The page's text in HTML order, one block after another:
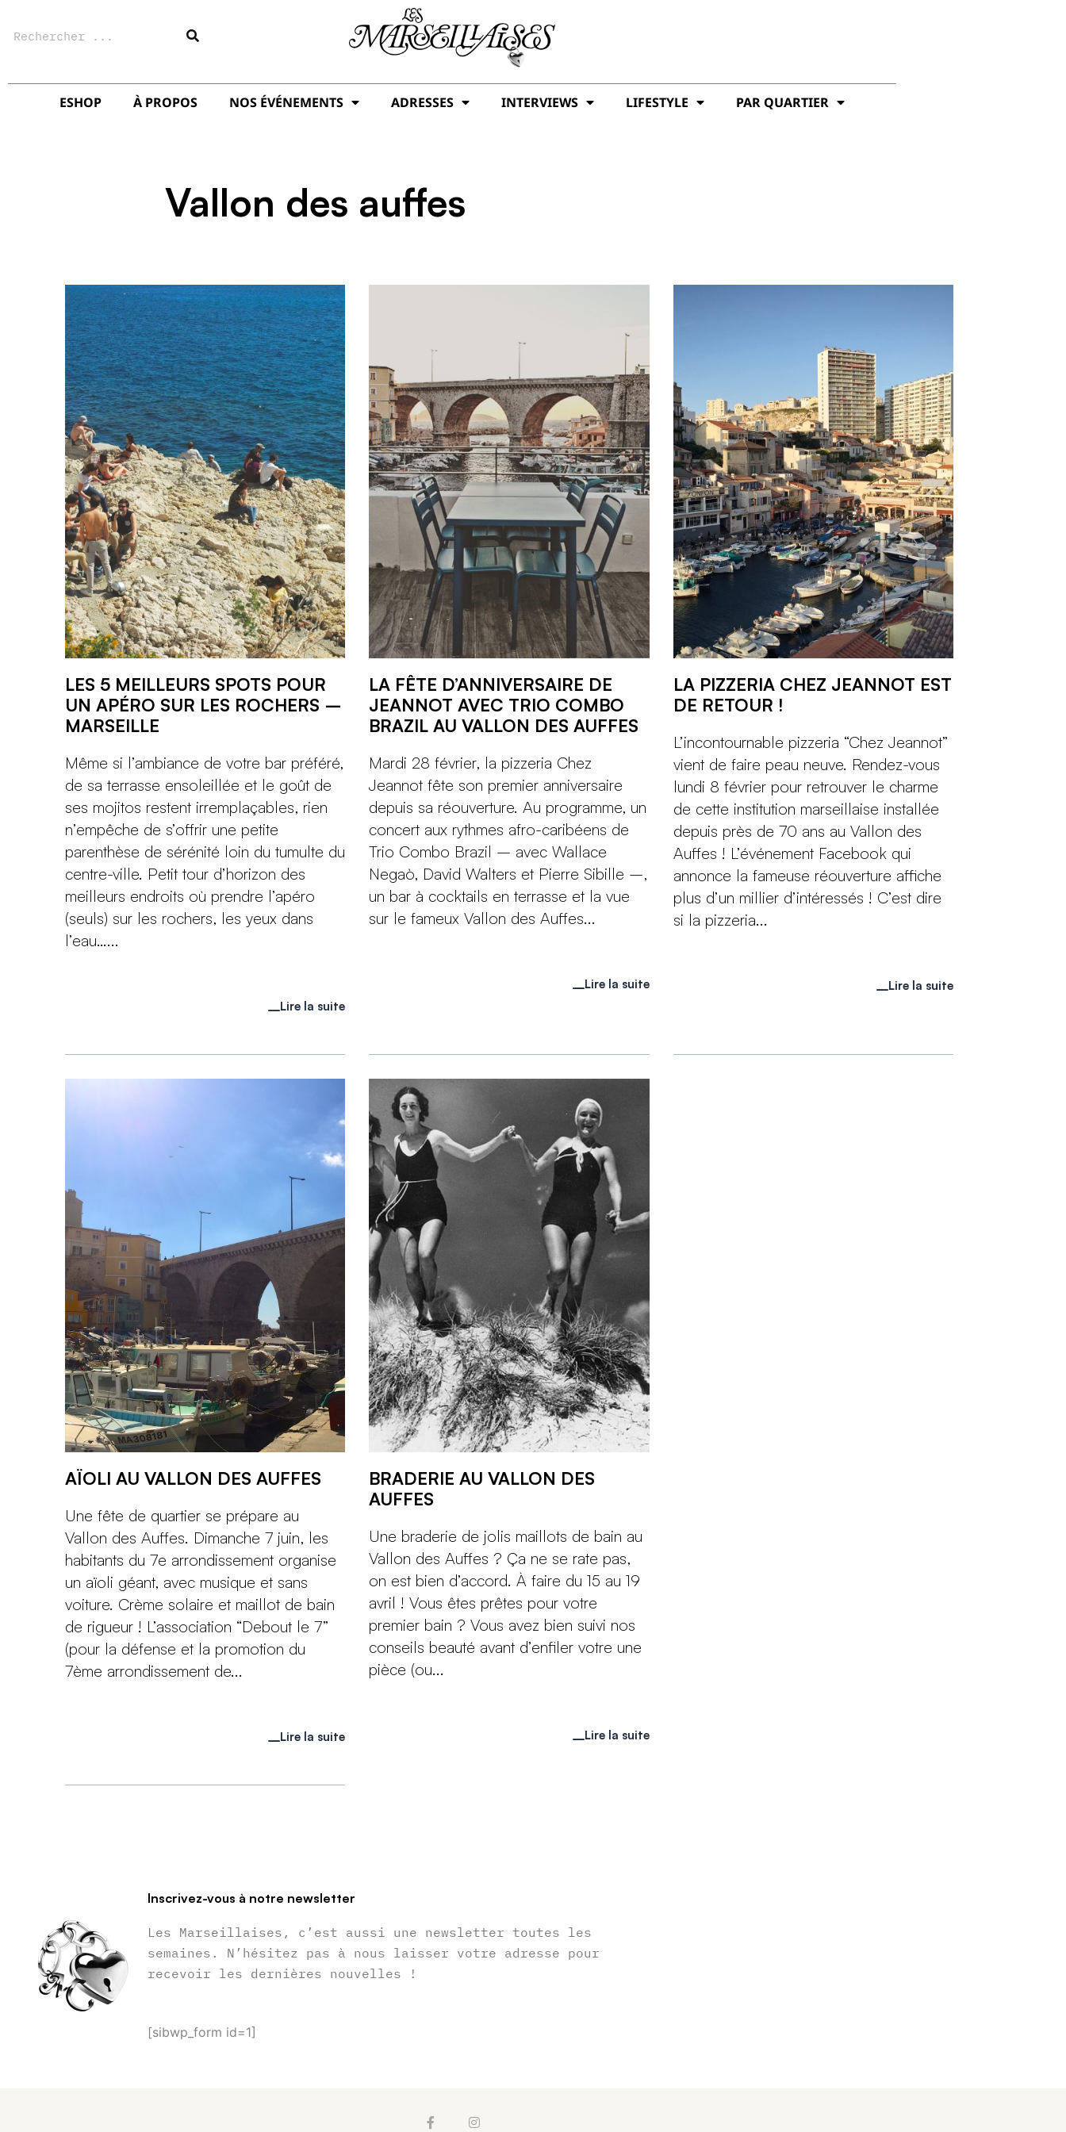
ESHOP À PROPOS NOS ÉVÉNEMENTS ADRESSES INTERVIEWS LIFESTYLE PAR QUARTIER
Vallon des auffes
LES 5 MEILLEURS SPOTS POUR
UN APÉRO SUR LES ROCHERS –
MARSEILLE
Même si l’ambiance de votre bar préféré,
de sa terrasse ensoleillée et le goût de
ses mojitos restent irremplaçables, rien
n’empêche de s’offrir une petite
parenthèse de sérénité loin du tumulte du
centre-ville. Petit tour d’horizon des
meilleurs endroits où prendre l’apéro
(seuls) sur les rochers, les yeux dans
l’eau…...
Lire la suite
LA FÊTE D’ANNIVERSAIRE DE
JEANNOT AVEC TRIO COMBO
BRAZIL AU VALLON DES AUFFES
Mardi 28 février, la pizzeria Chez
Jeannot fête son premier anniversaire
depuis sa réouverture. Au programme, un
concert aux rythmes afro-caribéens de
Trio Combo Brazil – avec Wallace
Negaò, David Walters et Pierre Sibille –,
un bar à cocktails en terrasse et la vue
sur le fameux Vallon des Auffes...
Lire la suite
LA PIZZERIA CHEZ JEANNOT EST
DE RETOUR !
L’incontournable pizzeria “Chez Jeannot”
vient de faire peau neuve. Rendez-vous
lundi 8 février pour retrouver le charme
de cette institution marseillaise installée
depuis près de 70 ans au Vallon des
Auffes ! L’événement Facebook qui
annonce la fameuse réouverture affiche
plus d’un millier d’intéressés ! C’est dire
si la pizzeria...
Lire la suite
AÏOLI AU VALLON DES AUFFES
Une fête de quartier se prépare au
Vallon des Auffes. Dimanche 7 juin, les
habitants du 7e arrondissement organise
un aïoli géant, avec musique et sans
voiture. Crème solaire et maillot de bain
de rigueur ! L’association “Debout le 7”
(pour la défense et la promotion du
7ème arrondissement de...
Lire la suite
BRADERIE AU VALLON DES
AUFFES
Une braderie de jolis maillots de bain au
Vallon des Auffes ? Ça ne se rate pas,
on est bien d’accord. À faire du 15 au 19
avril ! Vous êtes prêtes pour votre
premier bain ? Vous avez bien suivi nos
conseils beauté avant d’enfiler votre une
pièce (ou...
Lire la suite
Inscrivez-vous à notre newsletter
Les Marseillaises, c’est aussi une newsletter toutes les
semaines. N’hésitez pas à nous laisser votre adresse pour
recevoir les dernières nouvelles !
[sibwp_form id=1]
F
I